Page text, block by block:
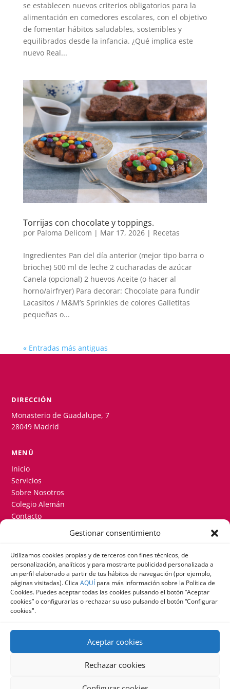
Gestionar consentimiento
Utilizamos cookies propias y de terceros con fines técnicos, de
personalización, analíticos y para mostrarte publicidad personalizada a
un perfil elaborado a partir de tus hábitos de navegación (por ejemplo,
páginas visitadas). Clica AQUÍ para más información sobre la Política de
Cookies. Puedes aceptar todas las cookies pulsando el botón “Aceptar
cookies” o configurarlas o rechazar su uso pulsando el botón “Configurar
cookies".
Aceptar cookies
Rechazar cookies
se establecen nuevos criterios obligatorios para la
alimentación en comedores escolares, con el objetivo
de fomentar hábitos saludables, sostenibles y
equilibrados desde la infancia. ¿Qué implica este
nuevo Real...
Torrijas con chocolate y toppings.
por Paloma Delicom | Mar 17, 2026| Recetas
Ingredientes Pan del día anterior (mejor tipo barra o
brioche) 500 ml de leche 2 cucharadas de azúcar
Canela (opcional) 2 huevos Aceite (o hacer al
horno/airfryer) Para decorar: Chocolate para fundir
Lacasitos / M&M’s Sprinkles de colores Galletitas
pequeñas o...
« Entradas más antiguas
DIRECCIÓN
Monasterio de Guadalupe, 7
28049 Madrid
MENÚ
Inicio
Servicios
Sobre Nosotros
Colegio Alemán
Contacto
+34 915 580 200 + Ext. 802
mail@delicom.info
INICIA SESIÓN EN EL SISTEMA DE RESERVAS
Haz clic aquí para iniciar sesión en el sistema de reservas.
© 2025 DELICOM SERVICIOS PARA COLEGIOS SL |
Política de Cookies